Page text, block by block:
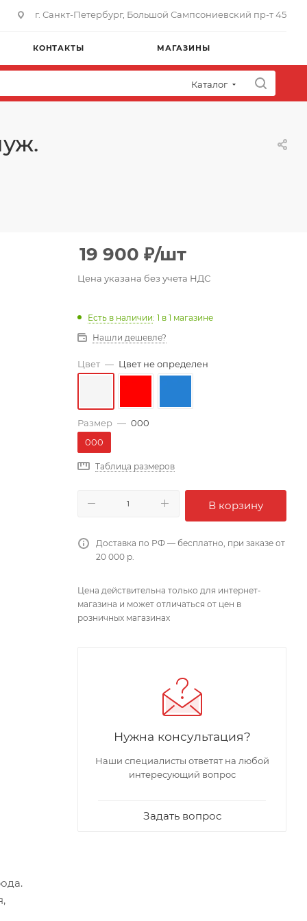
г. Санкт-Петербург, Большой Сампсониевский пр-т 45
КОНТАКТЫ МАГАЗИНЫ
Каталог
19 900 ₽/шт
Цена указана без учета НДС
Есть в наличии: 1 в 1 магазине
Нашли дешевле?
Цвет — Цвет не определен
Размер — 000
000
Таблица размеров
В корзину
Доставка по РФ — бесплатно, при заказе от
20 000 р.
Цена действительна только для интернет-
магазина и может отличаться от цен в
розничных магазинах
Нужна консультация?
Наши специалисты ответят на любой
интересующий вопрос
Задать вопрос